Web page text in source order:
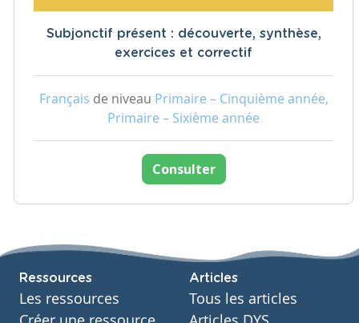
Subjonctif présent : découverte, synthèse,
exercices et correctif
Français de niveau Primaire – Cinquième année,
Primaire – Sixième année
Consulter
Ressources
Les ressources
Articles
Tous les articles